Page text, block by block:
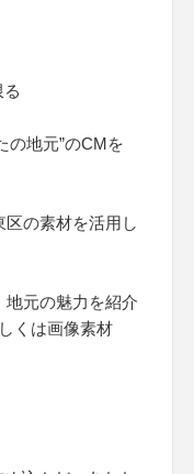
の地元”のCMを
区の素材を活用し
地元の魅力を紹介
くは画像素材